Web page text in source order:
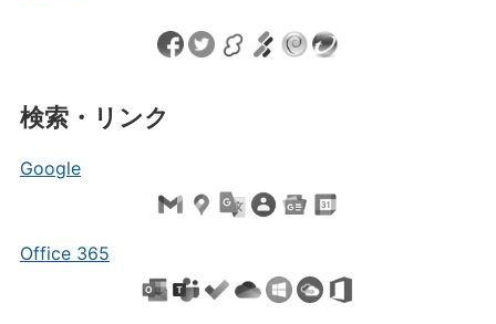
検索・リンク
Google
Office 365